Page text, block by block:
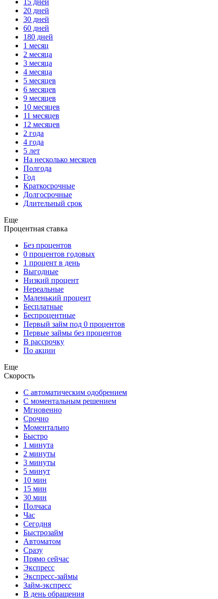
15 дней
20 дней
30 дней
60 дней
180 дней
1 месяц
2 месяца
3 месяца
4 месяца
5 месяцев
6 месяцев
9 месяцев
10 месяцев
11 месяцев
12 месяцев
2 года
4 года
5 лет
На несколько месяцев
Полгода
Год
Краткосрочные
Долгосрочные
Длительный срок
Еще
Процентная ставка
Без процентов
0 процентов годовых
1 процент в день
Выгодные
Низкий процент
Нереальные
Маленький процент
Бесплатные
Беспроцентные
Первый займ под 0 процентов
Первые займы без процентов
В рассрочку
По акции
Еще
Скорость
С автоматическим одобрением
С моментальным решением
Мгновенно
Срочно
Моментально
Быстро
1 минута
2 минуты
3 минуты
5 минут
10 мин
15 мин
30 мин
Полчаса
Час
Сегодня
Быстрозайм
Автоматом
Сразу
Прямо сейчас
Экспресс
Экспресс-займы
Займ-экспресс
В день обращения